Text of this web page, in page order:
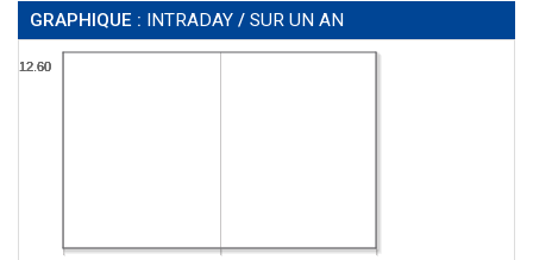
GRAPHIQUE : INTRADAY / SUR UN AN
12.60
12.60
12.60
12.60